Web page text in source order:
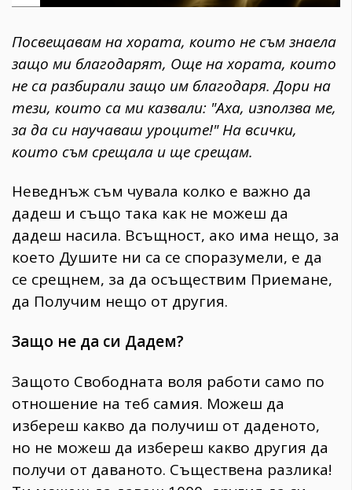
Gentlemen
Wellness
ПОСЛЕДВАЙТЕ
Посвещавам на хората, които не съм знаела
защо ми благодарят, Още на хората, които
не са разбирали защо им благодаря.Дори на
тези, които са ми казвали: "Аха, използва ме,
за да си научаваш уроците!" На всички,
които съм срещала и ще срещам.
Неведнъж съм чувала колко е важно да
дадеш и също така как не можеш да
дадеш насила. Всъщност, ако има нещо, за
което Душите ни са се споразумели, е да
се срещнем, за да осъществим Приемане,
да Получим нещо от другия.
Защо не да си Дадем?
Защото Свободната воля работи само по
отношение на теб самия. Можеш да
избереш какво да получиш от даденото,
но не можеш да избереш какво другия да
получи от даваното. Съществена разлика!